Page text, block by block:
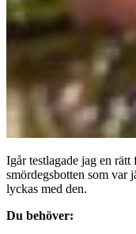
Igår testlagade jag en
smördegsbotten som var
lyckas med den.
Du behöver: